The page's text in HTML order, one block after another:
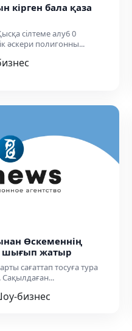
кірген бала қаза
сілтеме алу6 0
әскери полигонны...
Өскеменнің
шығып жатыр
сағаттап тосуға тура
Сақылдаған...
бизнес